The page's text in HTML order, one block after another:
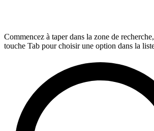
Commencez à taper dans la zone de
touche Tab pour choisir une option dans la